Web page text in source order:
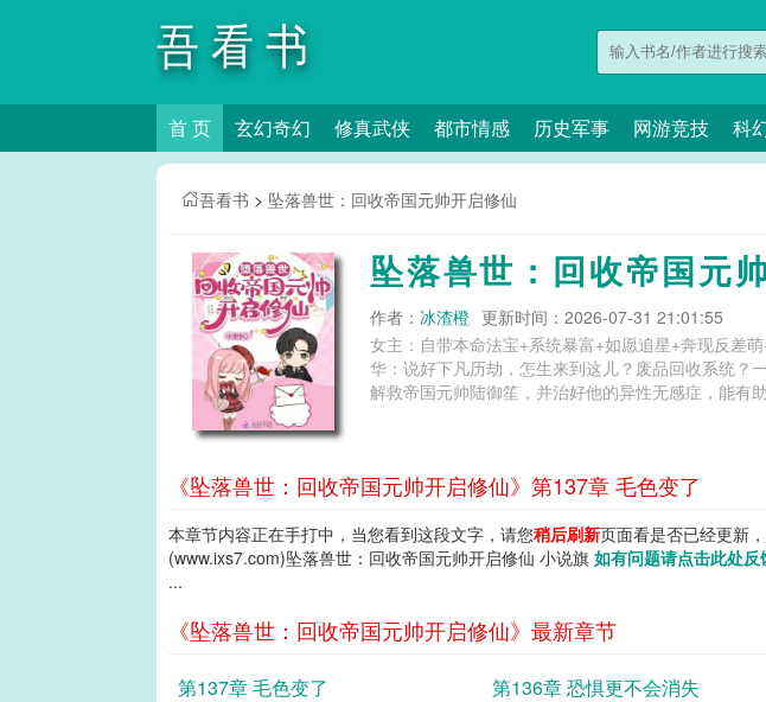
吾看书
首 页 玄幻奇幻 修真武侠 都市情感 历史军事 网游竞技 科
吾看书 > 坠落兽世：回收帝国元帅开启修仙
坠落兽世：回收帝国元
作者： 冰渣橙 更新时间：2026-07-31 21:01:55
女主：自带本命法宝+系统暴富+如愿追星+奔现反差
华：说好下凡历劫，怎生来到这儿？废品回收系统？
解救帝国元帅陆御笙，并治好他的异性无感症，能有
《坠落兽世：回收帝国元帅开启修仙》第137章 毛色变了
本章节内容正在手打中，当您看到这段文字，请您稍后刷新页面看是否已经更新
(www.ixs7.com)坠落兽世：回收帝国元帅开启修仙 小说旗 如有问题请点击此处反
...
《坠落兽世：回收帝国元帅开启修仙》最新章节
第137章 毛色变了 第136章 恐惧更不会消失